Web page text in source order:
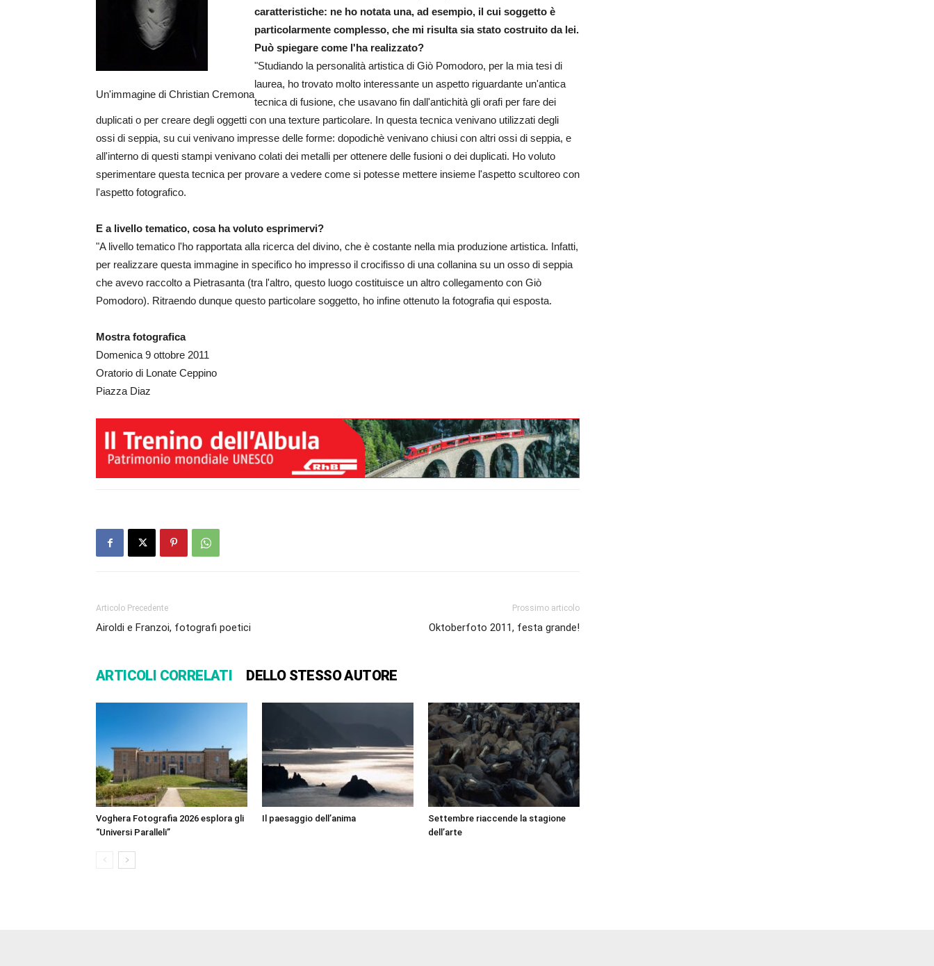
Un'immagine di Christian Cremona
caratteristiche: ne ho notata una, ad esempio, il cui soggetto è
particolarmente complesso, che mi risulta sia stato costruito da lei.
Può spiegare come l'ha realizzato?
"Studiando la personalità artistica di Giò Pomodoro, per la mia tesi di
laurea, ho trovato molto interessante un aspetto riguardante un'antica
tecnica di fusione, che usavano fin dall'antichità gli orafi per fare dei
duplicati o per creare degli oggetti con una texture particolare. In questa tecnica venivano utilizzati degli
ossi di seppia, su cui venivano impresse delle forme: dopodichè venivano chiusi con altri ossi di seppia, e
all'interno di questi stampi venivano colati dei metalli per ottenere delle fusioni o dei duplicati. Ho voluto
sperimentare questa tecnica per provare a vedere come si potesse mettere insieme l'aspetto scultoreo con
l'aspetto fotografico.
E a livello tematico, cosa ha voluto esprimervi?
"A livello tematico l'ho rapportata alla ricerca del divino, che è costante nella mia produzione artistica. Infatti,
per realizzare questa immagine in specifico ho impresso il crocifisso di una collanina su un osso di seppia
che avevo raccolto a Pietrasanta (tra l'altro, questo luogo costituisce un altro collegamento con Giò
Pomodoro). Ritraendo dunque questo particolare soggetto, ho infine ottenuto la fotografia qui esposta.
Mostra fotografica
Domenica 9 ottobre 2011
Oratorio di Lonate Ceppino
Piazza Diaz
Articolo Precedente
Airoldi e Franzoi, fotografi poetici
Prossimo articolo
Oktoberfoto 2011, festa grande!
ARTICOLI CORRELATI DELLO STESSO AUTORE
Voghera Fotografia 2026 esplora gli
“Universi Paralleli”
Il paesaggio dell’anima
Settembre riaccende la stagione
dell’arte